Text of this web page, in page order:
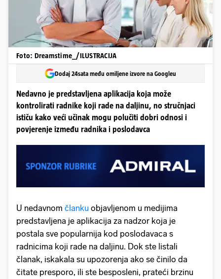
Foto: Dreamstime_/ILUSTRACIJA
Dodaj 24sata među omiljene izvore na Googleu
Nedavno je predstavljena aplikacija koja može
kontrolirati radnike koji rade na daljinu, no stručnjaci
ističu kako veći učinak mogu polučiti dobri odnosi i
povjerenje između radnika i poslodavca
U nedavnom članku objavljenom u medijima
predstavljena je aplikacija za nadzor koja je
postala sve popularnija kod poslodavaca s
radnicima koji rade na daljinu. Dok ste listali
članak, iskakala su upozorenja ako se činilo da
čitate presporo, ili ste besposleni, prateći brzinu